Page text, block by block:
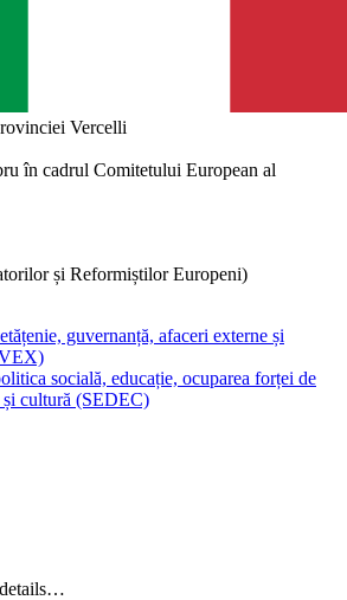
Vercelli
în cadrul Comitetului European al
și Reformiștilor Europeni)
guvernanță, afaceri externe și
socială, educație, ocuparea forței de
și cultură (SEDEC)